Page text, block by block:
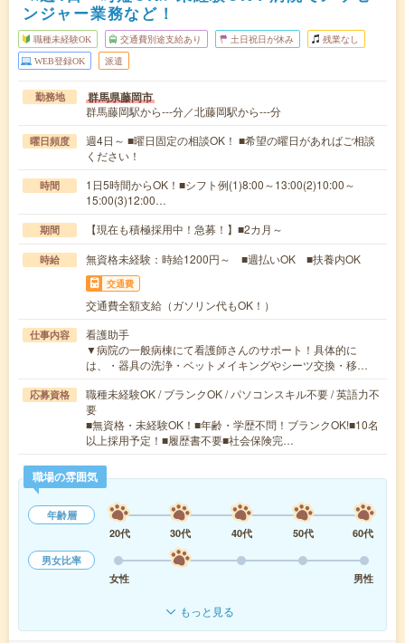
ンジャー業務など！
職種未経験OK 交通費別途支給あり 土日祝日が休み 残業なし
WEB登録OK 派遣
勤務地 群馬県藤岡市
群馬藤岡駅から---分／北藤岡駅から---分
曜日頻度
週4日～ ■曜日固定の相談OK！ ■希望の曜日があればご相談
ください！
時間
1日5時間からOK！■シフト例(1)8:00～13:00(2)10:00～
15:00(3)12:00…
期間 【現在も積極採用中！急募！】■2カ月～
時給 無資格未経験：時給1200円～ ■週払いOK ■扶養内OK
交通費
交通費全額支給（ガソリン代もOK！）
仕事内容
看護助手
▼病院の一般病棟にて看護師さんのサポート！具体的に
は、・器具の洗浄・ベットメイキングやシーツ交換・移…
応募資格
職種未経験OK / ブランクOK / パソコンスキル不要 / 英語力不
要
■無資格・未経験OK！■年齢・学歴不問！ブランクOK!■10名
以上採用予定！■履歴書不要■社会保険完…
職場の雰囲気
年齢層
20代
30代 40代 50代
60代
男女比率
女性
男性
もっと見る